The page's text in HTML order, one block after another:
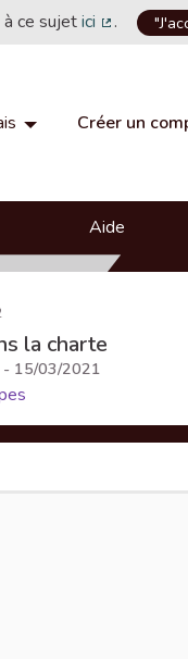
à ce sujetici
(Lien
.
Choisir la langue
Créer un
Aide
la charte
15/03/2021